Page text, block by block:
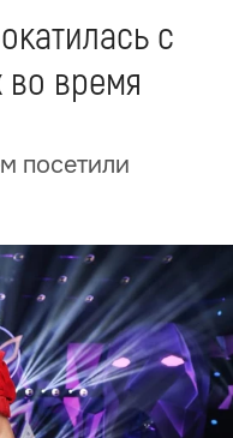
с
время
посетили